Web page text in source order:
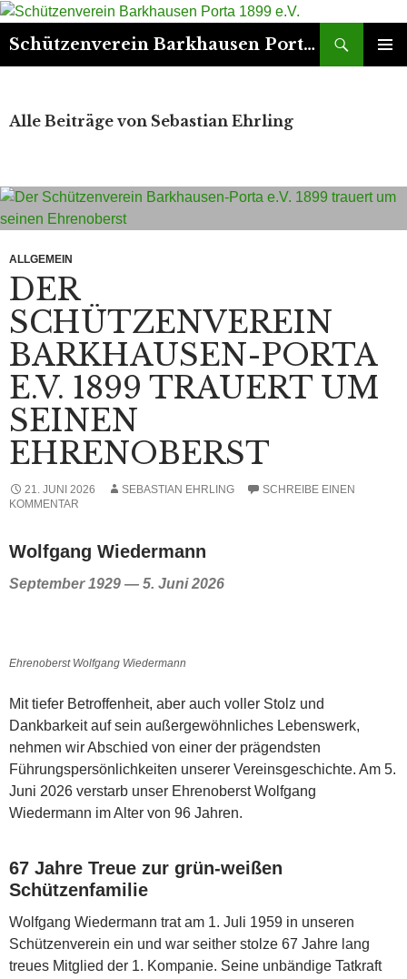
Schützenverein Barkhausen Porta 1899 e.V.
Suchen
Alle Beiträge von Sebastian Ehrling
ALLGEMEIN
DER
SCHÜTZENVEREIN
BARKHAUSEN-PORTA
E.V. 1899 TRAUERT UM
SEINEN
EHRENOBERST
21. JUNI 2026 SEBASTIAN EHRLING
SCHREIBE EINEN
KOMMENTAR
Wolfgang Wiedermann
September 1929 — 5. Juni 2026
Ehrenoberst Wolfgang Wiedermann
Mit tiefer Betroffenheit, aber auch voller Stolz und
Dankbarkeit auf sein außergewöhnliches Lebenswerk,
nehmen wir Abschied von einer der prägendsten
Führungspersönlichkeiten unserer Vereinsgeschichte. Am 5.
Juni 2026 verstarb unser Ehrenoberst Wolfgang
Wiedermann im Alter von 96 Jahren.
67 Jahre Treue zur grün-weißen
Schützenfamilie
Wolfgang Wiedermann trat am 1. Juli 1959 in unseren
Schützenverein ein und war seither stolze 67 Jahre lang
treues Mitglied der 1. Kompanie. Seine unbändige Tatkraft